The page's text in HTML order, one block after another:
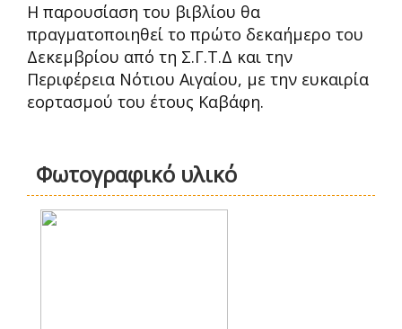
Η παρουσίαση του βιβλίου θα
πραγματοποιηθεί το πρώτο δεκαήμερο του
Δεκεμβρίου από τη Σ.Γ.Τ.Δ και την
Περιφέρεια Νότιου Αιγαίου, με την ευκαιρία
εορτασμού του έτους Καβάφη.
Φωτογραφικό υλικό